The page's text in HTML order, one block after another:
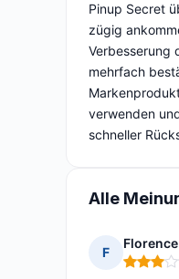
Pinup Secret
zügig
Verbesserung
mehrfach
verwenden
schneller
Alle
F
Florence
Hinweis: